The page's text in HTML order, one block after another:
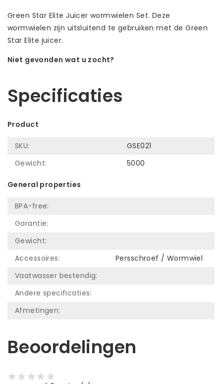
Green Star Elite Juicer wormwielen Set. Deze
wormwielen zijn uitsluitend te gebruiken met de Green
Star Elite juicer.
Niet gevonden wat u zocht?
Specificaties
Product
SKU:
GSE021
Gewicht:
5000
General properties
BPA-free:
Garantie:
Gewicht:
Accessoires:
Persschroef / Wormwiel
Vaatwasser bestendig:
Andere specificaties:
Afmetingen:
Beoordelingen